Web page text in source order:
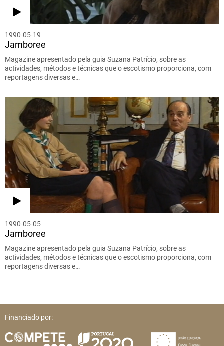
1990-05-19
Jamboree
Magazine apresentado pela guia Suzana Patrício, sobre as
actividades, métodos e técnicas que o escotismo proporciona, com
reportagens diversas e…
1990-05-05
Jamboree
Magazine apresentado pela guia Suzana Patrício, sobre as
actividades, métodos e técnicas que o escotismo proporciona, com
reportagens diversas e…
Financiado por: